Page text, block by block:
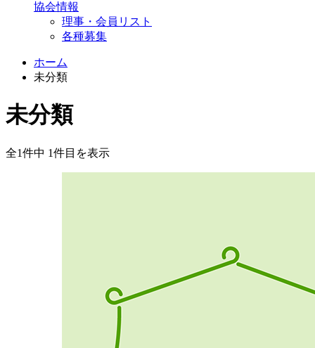
協会情報
理事・会員リスト
各種募集
ホーム
未分類
未分類
全1件中 1件目を表示